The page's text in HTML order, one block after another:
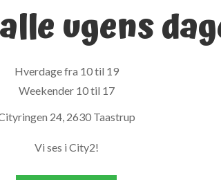
ugens
Hverdage fra 10 til 19
Weekender 10 til 17
24, 2630 Taastrup
Vi ses i City2!